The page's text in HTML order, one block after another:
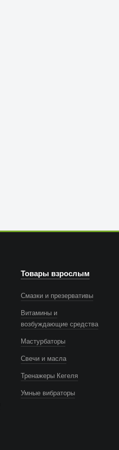
Товары взрослым
Смазки и презервативы
Витамины и
возбуждающие средства
Мастурбаторы
Свечи и масла
Тренажеры Кегеля
Умные вибраторы